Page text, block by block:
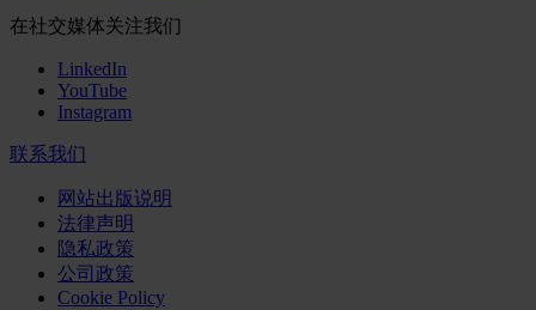
在社交媒体关注我们
LinkedIn
YouTube
Instagram
联系我们
网站出版说明
法律声明
隐私政策
公司政策
Cookie Policy